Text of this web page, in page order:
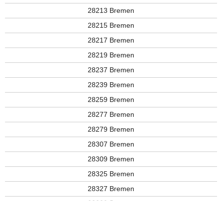
28213 Bremen
28215 Bremen
28217 Bremen
28219 Bremen
28237 Bremen
28239 Bremen
28259 Bremen
28277 Bremen
28279 Bremen
28307 Bremen
28309 Bremen
28325 Bremen
28327 Bremen